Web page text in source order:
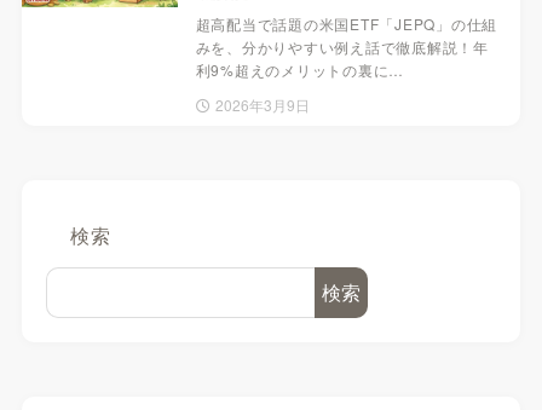
超高配当で話題の米国ETF「JEPQ」の仕組
みを、分かりやすい例え話で徹底解説！年
利9%超えのメリットの裏に…
2026年3月9日
検索
検索